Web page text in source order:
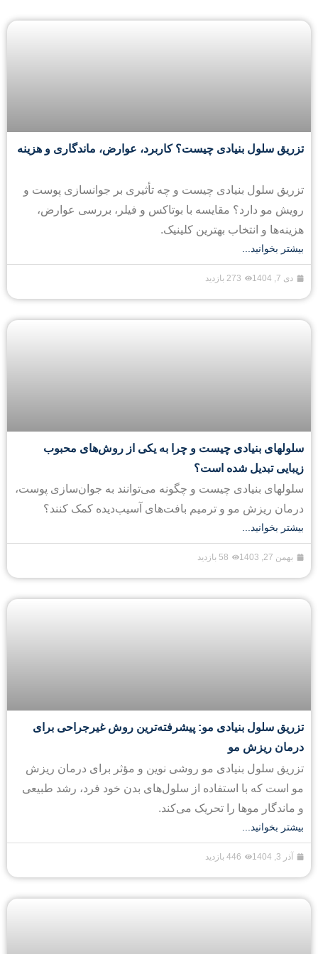
تزریق سلول بنیادی چیست؟ کاربرد، عوارض، ماندگاری و هزینه
تزریق سلول بنیادی چیست و چه تأثیری بر جوانسازی پوست و
رویش مو دارد؟ مقایسه با بوتاکس و فیلر، بررسی عوارض،
هزینه‌ها و انتخاب بهترین کلینیک.
بیشتر بخوانید...
دی 7, 1404 273 بازدید
سلولهای بنیادی چیست و چرا به یکی از روش‌های محبوب
زیبایی تبدیل شده است؟
سلولهای بنیادی چیست و چگونه می‌توانند به جوان‌سازی پوست،
درمان ریزش مو و ترمیم بافت‌های آسیب‌دیده کمک کنند؟
بیشتر بخوانید...
بهمن 27, 1403 58 بازدید
تزریق سلول بنیادی مو: پیشرفته‌ترین روش غیرجراحی برای
درمان ریزش مو
تزریق سلول بنیادی مو روشی نوین و مؤثر برای درمان ریزش
مو است که با استفاده از سلول‌های بدن خود فرد، رشد طبیعی
و ماندگار موها را تحریک می‌کند.
بیشتر بخوانید...
آذر 3, 1404 446 بازدید